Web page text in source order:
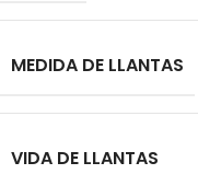
MEDIDA DE LLANTAS
VIDA DE LLANTAS